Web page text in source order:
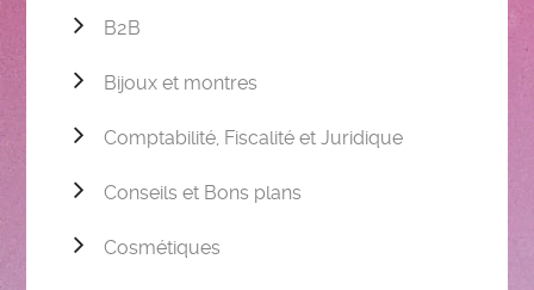
B2B
Bijoux et montres
Comptabilité, Fiscalité et Juridique
Conseils et Bons plans
Cosmétiques